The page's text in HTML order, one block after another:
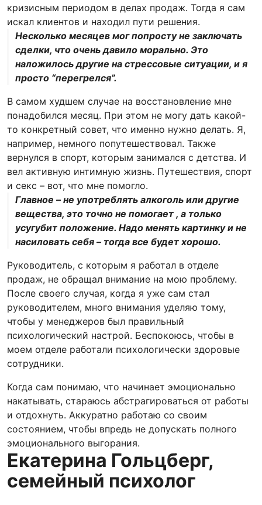
кризисным периодом в делах продаж. Тогда я сам
искал клиентов и находил пути решения.
Несколько месяцев мог попросту не заключать
сделки, что очень давило морально. Это
наложилось другие на стрессовые ситуации, и я
просто “перегрелся”.
В самом худшем случае на восстановление мне
понадобился месяц. При этом не могу дать какой-
то конкретный совет, что именно нужно делать. Я,
например, немного попутешествовал. Также
вернулся в спорт, которым занимался с детства. И
вел активную интимную жизнь. Путешествия, спорт
и секс – вот, что мне помогло.
Главное – не употреблять алкоголь или другие
вещества, это точно не помогает , а только
усугубит положение. Надо менять картинку и не
насиловать себя – тогда все будет хорошо.
Руководитель, с которым я работал в отделе
продаж, не обращал внимание на мою проблему.
После своего случая, когда я уже сам стал
руководителем, много внимания уделяю тому,
чтобы у менеджеров был правильный
психологический настрой. Беспокоюсь, чтобы в
моем отделе работали психологически здоровые
сотрудники.
Когда сам понимаю, что начинает эмоционально
накатывать, стараюсь абстрагироваться от работы
и отдохнуть. Аккуратно работаю со своим
состоянием, чтобы впредь не допускать полного
эмоционального выгорания.
Екатерина Гольцберг,
семейный психолог